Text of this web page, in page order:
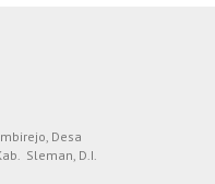
Desa
Sleman, D.I.